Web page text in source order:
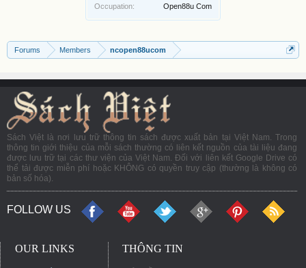
Occupation:
Open88u Com
Forums Members ncopen88ucom
Sách Việt là nơi lưu trữ thông tin sách được xuất bản tại Việt Nam. Trong
thông tin giới thiệu của mỗi sách thường có liên kết nguồn của tài liệu đang
được lưu trữ tại các thư viện của Việt Nam. Đối với liên kết Google Drive có
thể tải được miễn phí hoặc KHÔNG có quyền truy cập (thường là không có
bản số hóa).
FOLLOW US
OUR LINKS THÔNG TIN